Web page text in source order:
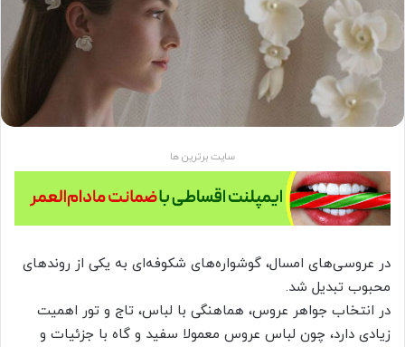
سایت برترین ها
در عروسی‌های امسال، گوشواره‌های شکوفه‌ای به یکی از روندهای
محبوب تبدیل شد.
در انتخاب جواهر عروس، هماهنگی با لباس، تاج و تور اهمیت
زیادی دارد، چون لباس عروس معمولا سفید و گاه با جزئیات و